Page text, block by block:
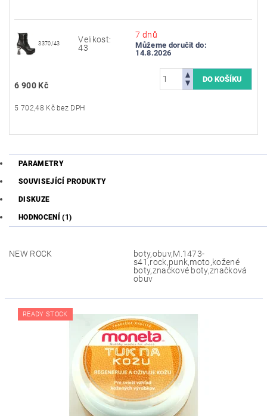
3370/43
Velikost:
43
7 dnů
Můžeme doručit do:
14.8.2026
6 900 Kč
5 702,48 Kč bez DPH
PARAMETRY
SOUVISEJÍCÍ PRODUKTY
DISKUZE
HODNOCENÍ (1)
NEW ROCK
boty,obuv,M.1473-
s41,rock,punk,moto,kožené
boty,značkové boty,značková
obuv
READY STOCK